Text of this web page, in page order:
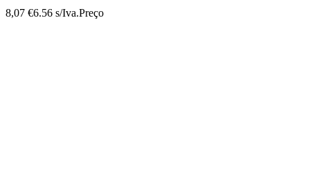
8,07 €6.56 s/Iva.Preço